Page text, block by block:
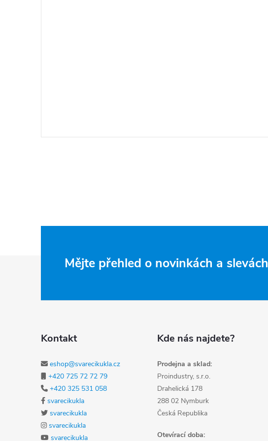
Mějte přehled o novinkách a slevách
Kontakt
eshop@svarecikukla.cz
+420 725 72 72 79
+420 325 531 058
svarecikukla
svarecikukla
svarecikukla
svarecikukla
Kde nás najdete?
Prodejna a sklad:
Proindustry, s.r.o.
Drahelická 178
288 02 Nymburk
Česká Republika
Otevírací doba: